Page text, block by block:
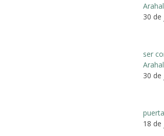
Arahal
30 de
ser
30 de
18 de